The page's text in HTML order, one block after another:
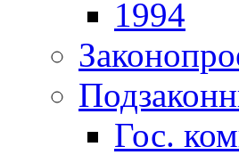
1994
Гос.